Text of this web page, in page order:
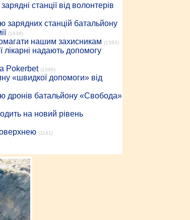
станції від волонтерів
зарядних станцій батальйону
(1638)
нашим захисникам (1583)
лікарні надають допомогу
Pokerbet (1396)
«швидкої допомоги» від
дронів батальйону «Свобода»
на новий рівень
(1141)